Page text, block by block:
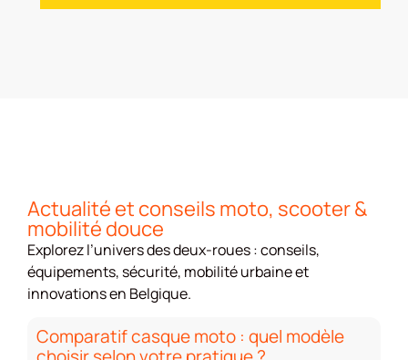
Actualité et conseils moto, scooter &
mobilité douce
Explorez l’univers des deux-roues : conseils,
équipements, sécurité, mobilité urbaine et
innovations en Belgique.
Comparatif casque moto : quel modèle